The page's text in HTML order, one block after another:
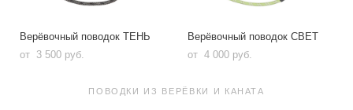
Верёвочный поводок ТЕНЬ
от 3 500 pуб.
Верёвочный поводок СВЕТ
от 4 000 pуб.
ПОВОДКИ ИЗ ВЕРЁВКИ И КАНАТА